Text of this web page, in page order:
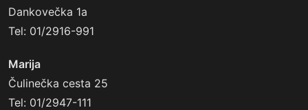
Dankovečka 1a
Tel: 01/2916-991
Marija
Čulinečka cesta 25
Tel: 01/2947-111